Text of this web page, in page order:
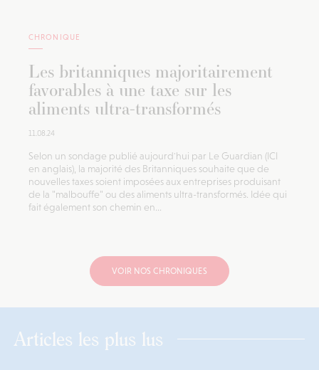
CHRONIQUE
Les britanniques majoritairement
favorables à une taxe sur les
aliments ultra-transformés
11.08.24
Selon un sondage publié aujourd'hui par Le Guardian (ICI
en anglais), la majorité des Britanniques souhaite que de
nouvelles taxes soient imposées aux entreprises produisant
de la "malbouffe" ou des aliments ultra-transformés. Idée qui
fait également son chemin en...
VOIR NOS CHRONIQUES
Articles les plus lus